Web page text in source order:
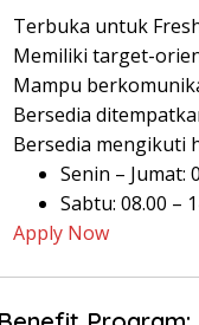
Terbuka untuk
Memiliki target-
Mampu
Bersedia
Bersedia mengikuti
Senin – Jumat:
Sabtu: 08.00 –
Apply Now